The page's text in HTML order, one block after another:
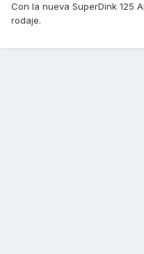
Con la nueva SuperDink 125
rodaje.